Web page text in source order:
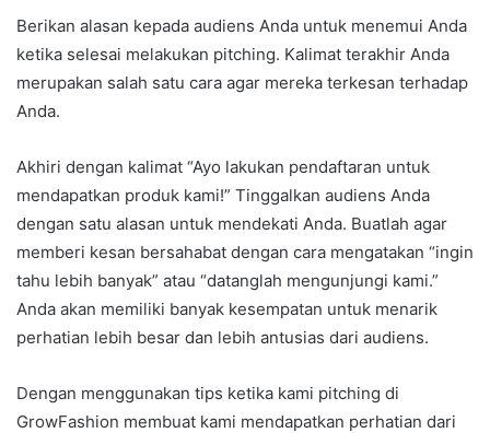
Berikan alasan kepada audiens Anda untuk menemui Anda
ketika selesai melakukan pitching. Kalimat terakhir Anda
merupakan salah satu cara agar mereka terkesan terhadap
Anda.
Akhiri dengan kalimat “Ayo lakukan pendaftaran untuk
mendapatkan produk kami!” Tinggalkan audiens Anda
dengan satu alasan untuk mendekati Anda. Buatlah agar
memberi kesan bersahabat dengan cara mengatakan “ingin
tahu lebih banyak” atau “datanglah mengunjungi kami.”
Anda akan memiliki banyak kesempatan untuk menarik
perhatian lebih besar dan lebih antusias dari audiens.
Dengan menggunakan tips ketika kami pitching di
GrowFashion membuat kami mendapatkan perhatian dari